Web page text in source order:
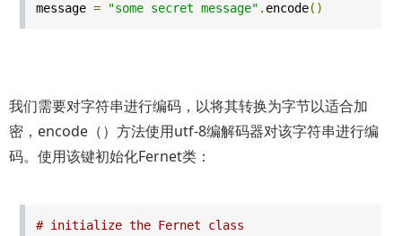
message = "some secret message" . encode()
我们需要对字符串进行编码，以将其转换为字节以适合加
密，encode（）方法使用utf-8编解码器对该字符串进行编
码。使用该键初始化Fernet类：
# initialize the Fernet class